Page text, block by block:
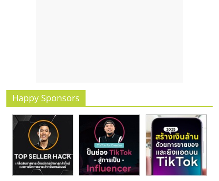
Happy Sponsors